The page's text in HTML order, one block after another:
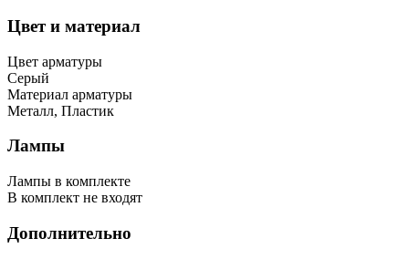
Цвет и материал
Цвет арматуры
Серый
Материал арматуры
Металл, Пластик
Лампы
Лампы в комплекте
В комплект не входят
Дополнительно